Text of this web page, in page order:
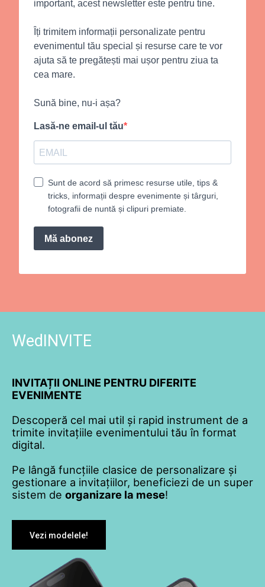
important, acest newsletter este pentru tine.
Îți trimitem informații personalizate pentru
evenimentul tău special și resurse care te vor
ajuta să te pregătești mai ușor pentru ziua ta
cea mare.
Sună bine, nu-i așa?
Lasă-ne email-ul tău
Sunt de acord să primesc resurse utile, tips &
tricks, informații despre evenimente și târguri,
fotografii de nuntă și clipuri premiate.
Mă abonez
WedINVITE
INVITAȚII ONLINE PENTRU DIFERITE
EVENIMENTE
Descoperă cel mai util și rapid instrument de a
trimite invitațiile evenimentului tău în format
digital.
Pe lângă funcțiile clasice de personalizare și
gestionare a invitațiilor, beneficiezi de un super
sistem de organizare la mese!
Vezi modelele!